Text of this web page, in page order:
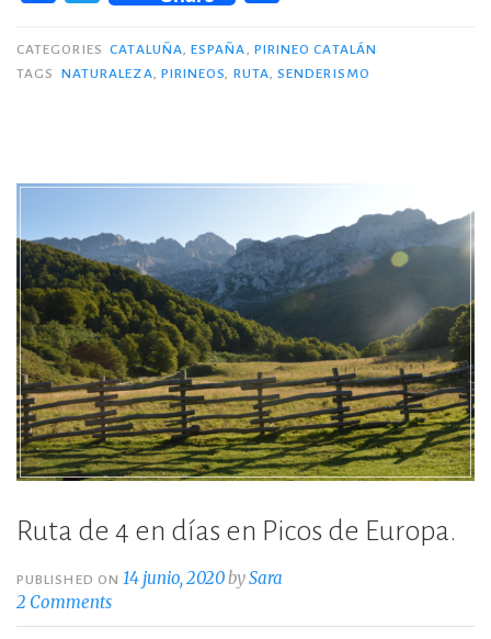
Valle
de
c
e
o
k
w
it
te
m
p
r
CATEGORIES CATALUÑA,ESPAÑA, PIRINEO CATALÁN
TAGS
NATURALEZA, PIRINEOS, RUTA,SENDERISMO
Ruta de 4 en días en Picos de Europa.
PUBLISHED ON14 junio, 2020bySara
2 Comments